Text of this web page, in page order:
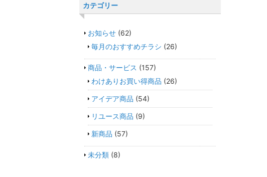
カテゴリー
お知らせ(62)
毎月のおすすめチラシ (26)
商品・サービス (157)
わけありお買い得商品 (26)
アイデア商品 (54)
リユース商品 (9)
新商品 (57)
未分類(8)